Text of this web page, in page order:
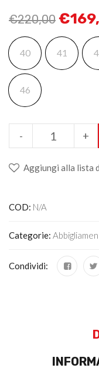
€220,00 €
40 41
46
+
-
Aggiungi alla lista
COD: N/A
Categorie:
Condividi: